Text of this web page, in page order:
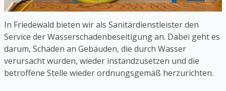
In Friedewald bieten wir als Sanitärdienstleister den
Service der Wasserschadenbeseitigung an. Dabei geht es
darum, Schäden an Gebäuden, die durch Wasser
verursacht wurden, wieder instandzusetzen und die
betroffene Stelle wieder ordnungsgemäß herzurichten.